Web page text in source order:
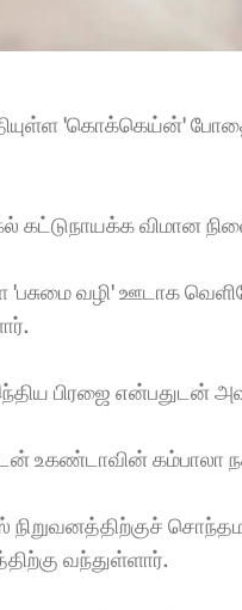
'கொக்கெய்ன்'
கட்டுநாயக்க விமான
வழி' ஊடாக
பிரஜை என்பதுடன்
உகண்டாவின் கம்பாலா
நிறுவனத்திற்குச்
வந்துள்ளார்.